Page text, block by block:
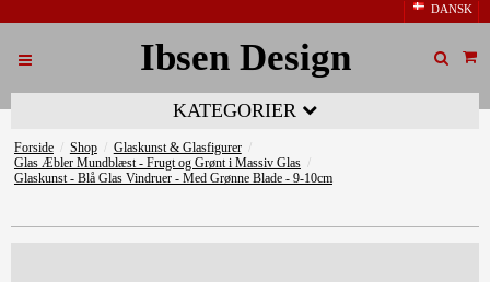
DANSK
Ibsen Design
KATEGORIER
Forside / Shop / Glaskunst & Glasfigurer /
Glas Æbler Mundblæst - Frugt og Grønt i Massiv Glas /
Glaskunst - Blå Glas Vindruer - Med Grønne Blade - 9-10cm